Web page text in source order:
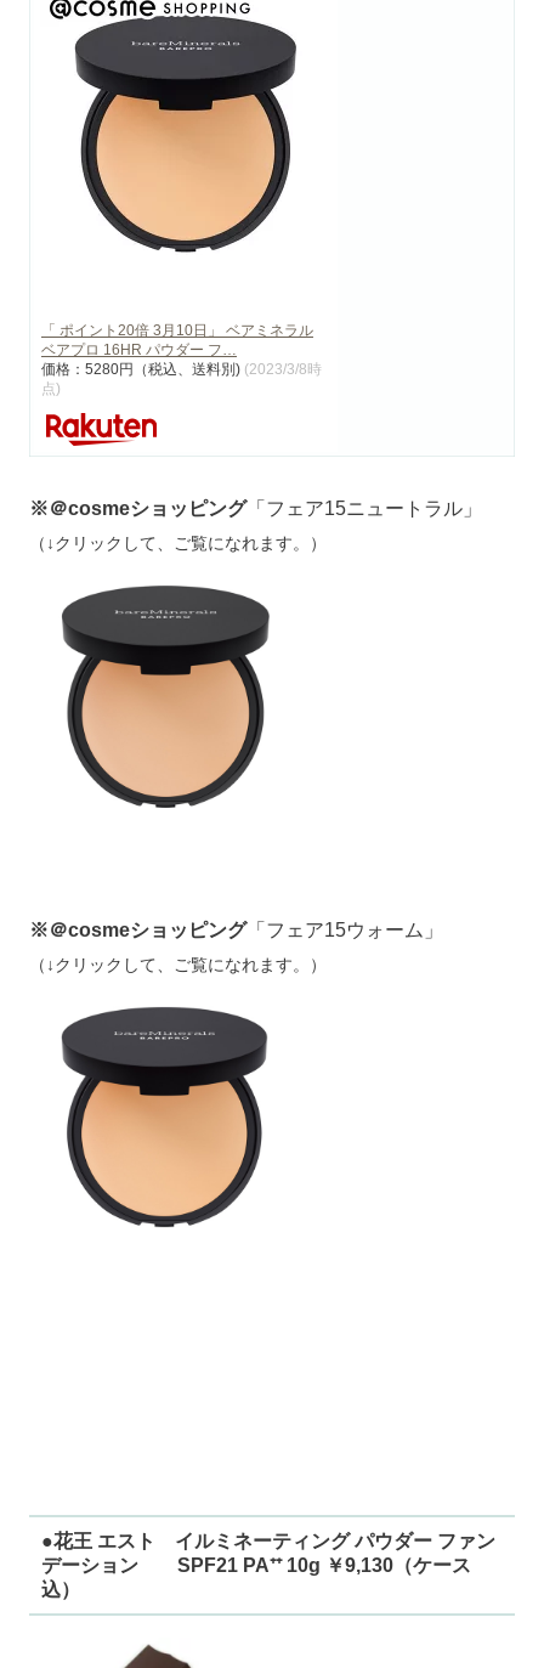
「 ポイント20倍 3月10日」 ベアミネラル
ベアプロ 16HR パウダー フ…
価格：5280円（税込、送料別) (2023/3/8時
点)
※＠cosmeショッピング「フェア15ニュートラル」
（↓クリックして、ご覧になれます。）
※＠cosmeショッピング「フェア15ウォーム」
（↓クリックして、ご覧になれます。）
●花王 エスト イルミネーティング パウダー ファン
デーション SPF21 PA⁺⁺ 10g ￥9,130（ケース
込）